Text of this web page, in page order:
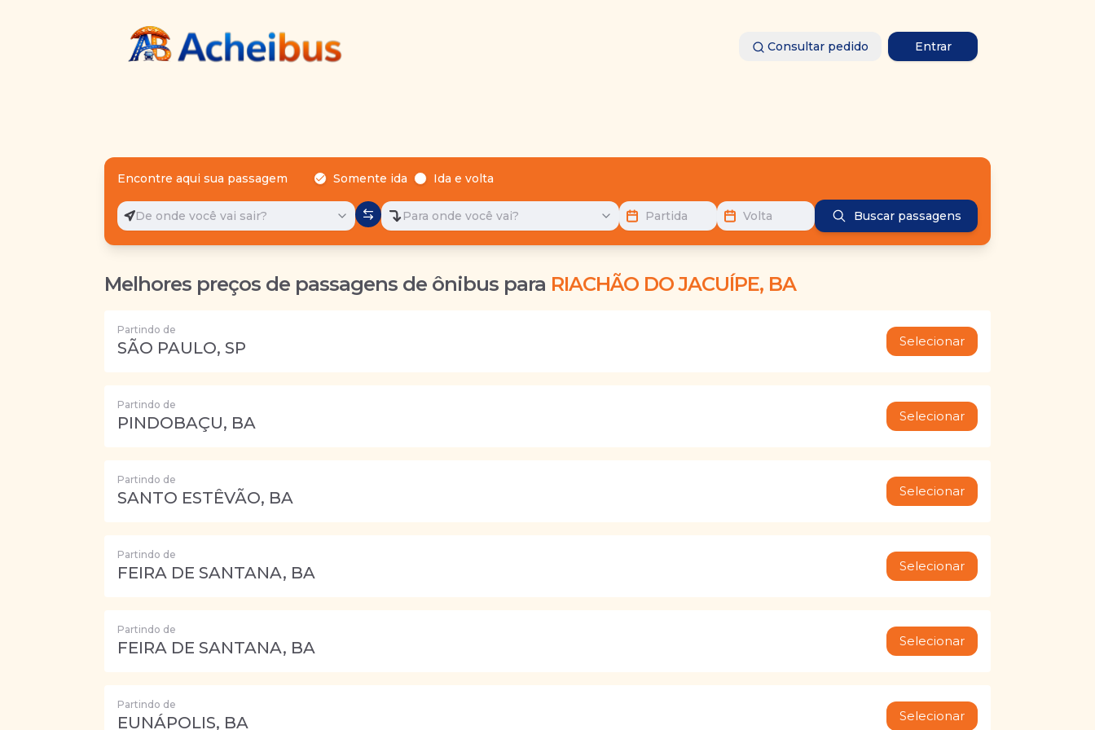
Consultar pedido Entrar
Encontre aqui sua passagem Somente ida Ida e volta
De onde você vai sair? Para onde você vai? Partida Volta Buscar passagens
Melhores preços de passagens de ônibus para RIACHÃO DO JACUÍPE, BA
Partindo de
SÃO PAULO, SP Selecionar
Partindo de
PINDOBAÇU, BA Selecionar
Partindo de
SANTO ESTÊVÃO, BA Selecionar
Partindo de
FEIRA DE SANTANA, BA Selecionar
Partindo de
FEIRA DE SANTANA, BA Selecionar
Partindo de
EUNÁPOLIS, BA Selecionar